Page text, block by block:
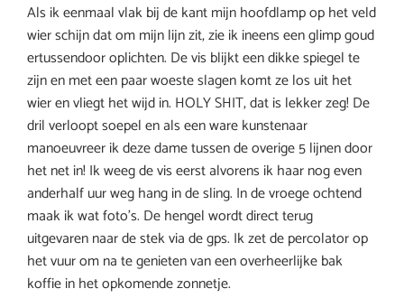
Als ik eenmaal vlak bij de kant mijn hoofdlamp op het veld
wier schijn dat om mijn lijn zit, zie ik ineens een glimp goud
ertussendoor oplichten. De vis blijkt een dikke spiegel te
zijn en met een paar woeste slagen komt ze los uit het
wier en vliegt het wijd in. HOLY SHIT, dat is lekker zeg! De
dril verloopt soepel en als een ware kunstenaar
manoeuvreer ik deze dame tussen de overige 5 lijnen door
het net in! Ik weeg de vis eerst alvorens ik haar nog even
anderhalf uur weg hang in de sling. In de vroege ochtend
maak ik wat foto’s. De hengel wordt direct terug
uitgevaren naar de stek via de gps. Ik zet de percolator op
het vuur om na te genieten van een overheerlijke bak
koffie in het opkomende zonnetje.